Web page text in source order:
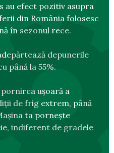
au efect pozitiv asupra
din România folosesc
în sezonul rece.
depunerile
până la 55%.
ușoară a
de frig extrem, până
ta pornește
indiferent de gradele